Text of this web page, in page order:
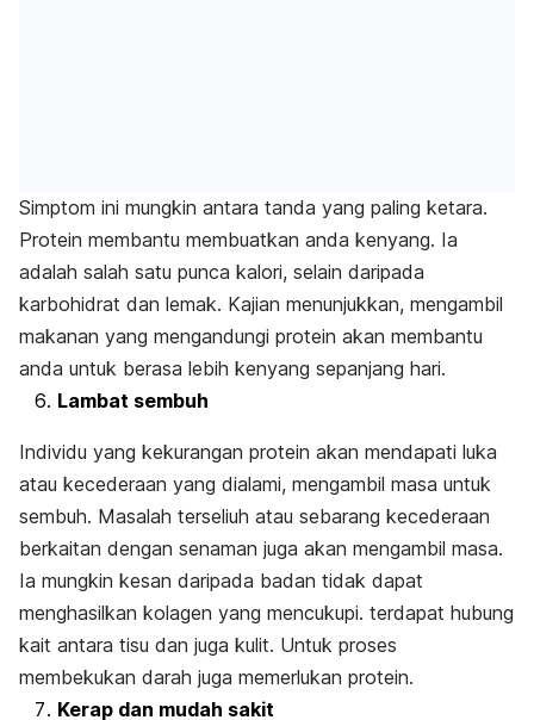
Simptom ini mungkin antara tanda yang paling ketara.
Protein membantu membuatkan anda kenyang. Ia
adalah salah satu punca kalori, selain daripada
karbohidrat dan lemak. Kajian menunjukkan, mengambil
makanan yang mengandungi protein akan membantu
anda untuk berasa lebih kenyang sepanjang hari.
Lambat sembuh
Individu yang kekurangan protein akan mendapati luka
atau kecederaan yang dialami, mengambil masa untuk
sembuh. Masalah terseliuh atau sebarang kecederaan
berkaitan dengan senaman juga akan mengambil masa.
Ia mungkin kesan daripada badan tidak dapat
menghasilkan kolagen yang mencukupi. terdapat hubung
kait antara tisu dan juga kulit. Untuk proses
membekukan darah juga memerlukan protein.
Kerap dan mudah sakit